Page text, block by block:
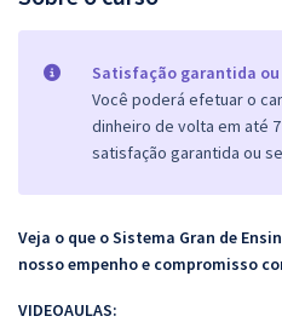
Satisfação garantida
Você poderá efetuar o
dinheiro de volta em até
satisfação garantida ou
Veja o que o Sistema Gran de
nosso empenho e compromisso
VIDEOAULAS: